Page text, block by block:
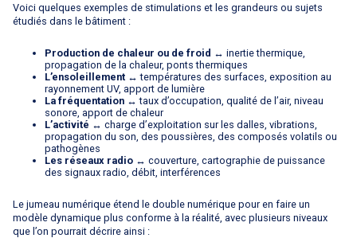
Voici quelques exemples de stimulations et les grandeurs ou sujets
étudiés dans le bâtiment :
Production de chaleur ou de froid ↔ inertie thermique,
propagation de la chaleur, ponts thermiques
L’ensoleillement ↔ températures des surfaces, exposition au
rayonnement UV, apport de lumière
La fréquentation ↔ taux d’occupation, qualité de l’air, niveau
sonore, apport de chaleur
L’activité ↔ charge d’exploitation sur les dalles, vibrations,
propagation du son, des poussières, des composés volatils ou
pathogènes
Les réseaux radio ↔ couverture, cartographie de puissance
des signaux radio, débit, interférences
Le jumeau numérique étend le double numérique pour en faire un
modèle dynamique plus conforme à la réalité, avec plusieurs niveaux
que l’on pourrait décrire ainsi :